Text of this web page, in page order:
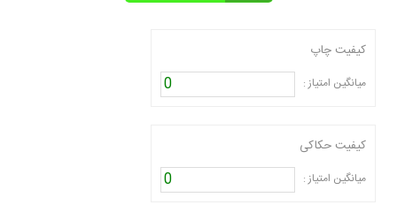
کیفیت چاپ
میانگین امتیاز : 0
کیفیت حکاکی
میانگین امتیاز : 0